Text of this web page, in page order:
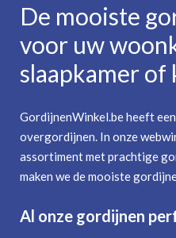
De mooiste
voor uw
slaapkamer of
GordijnenWinkel.be heeft
overgordijnen. In onze
assortiment met prachtige
maken we de mooiste
Al onze gordijnen